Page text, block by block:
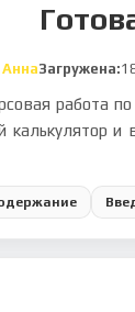
Загружена:
работа
калькулятор